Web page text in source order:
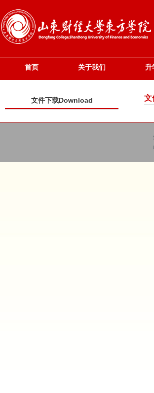
首页 关于我们 升
文件下载Download 文